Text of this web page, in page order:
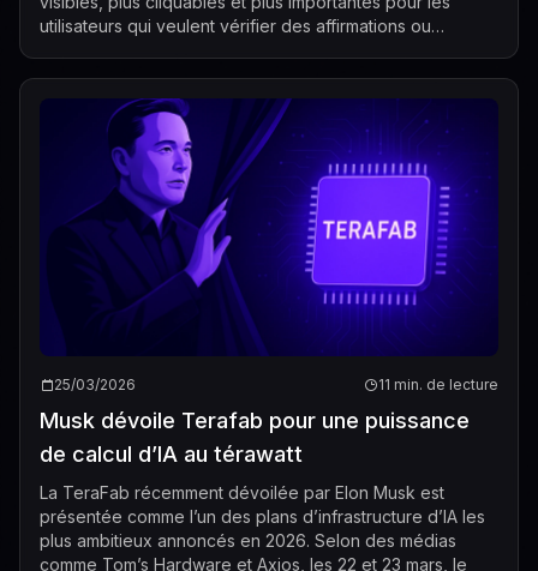
utilisateurs qui veulent vérifier des affirmations ou
25/03/2026 11 min. de lecture
Musk dévoile Terafab pour une puissance
de calcul d’IA au térawatt
La TeraFab récemment dévoilée par Elon Musk est
présentée comme l’un des plans d’infrastructure d’IA les
plus ambitieux annoncés en 2026. Selon des médias
comme Tom’s Hardware et Axios, les 22 et 23 mars, le